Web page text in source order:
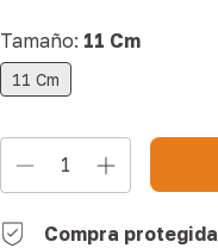
Tamaño: 11 Cm
11 Cm
Compra protegida